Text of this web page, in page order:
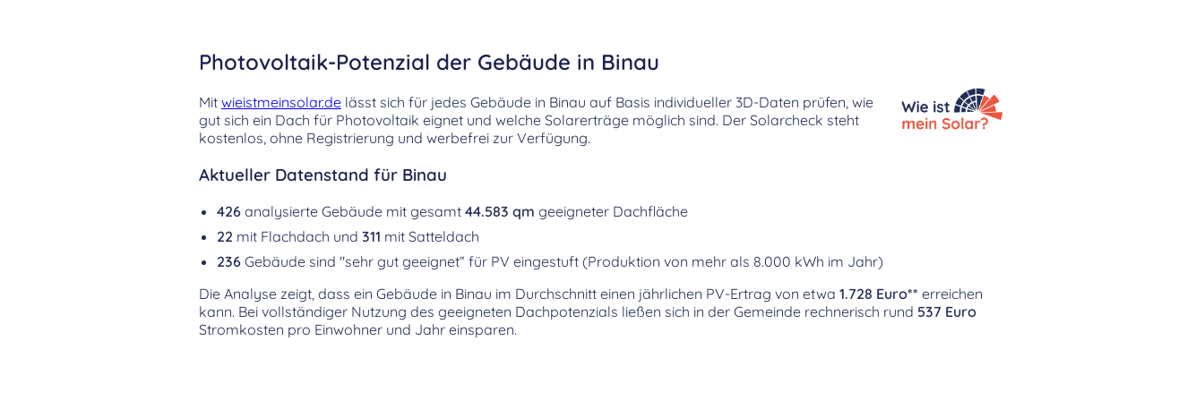
Photovoltaik-Potenzial der Gebäude in Binau
Mit wieistmeinsolar.de lässt sich für jedes Gebäude in Binau auf Basis individueller 3D-Daten prüfen, wie
gut sich ein Dach für Photovoltaik eignet und welche Solarerträge möglich sind. Der Solarcheck steht
kostenlos, ohne Registrierung und werbefrei zur Verfügung.
Aktueller Datenstand für Binau
426 analysierte Gebäude mit gesamt 44.583 qm geeigneter Dachfläche
22 mit Flachdach und 311 mit Satteldach
236 Gebäude sind "sehr gut geeignet“ für PV eingestuft (Produktion von mehr als 8.000 kWh im Jahr)
Die Analyse zeigt, dass ein Gebäude in Binau im Durchschnitt einen jährlichen PV-Ertrag von etwa 1.728 Euro** erreichen
kann. Bei vollständiger Nutzung des geeigneten Dachpotenzials ließen sich in der Gemeinde rechnerisch rund 537 Euro
Stromkosten pro Einwohner und Jahr einsparen.